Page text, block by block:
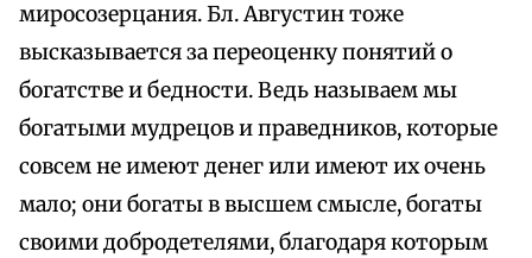
миросозерцания. Бл. Августин тоже
высказывается за переоценку понятий о
богатстве и бедности. Ведь называем мы
богатыми мудрецов и праведников, которые
совсем не имеют денег или имеют их очень
мало; они богаты в высшем смысле, богаты
своими добродетелями, благодаря которым